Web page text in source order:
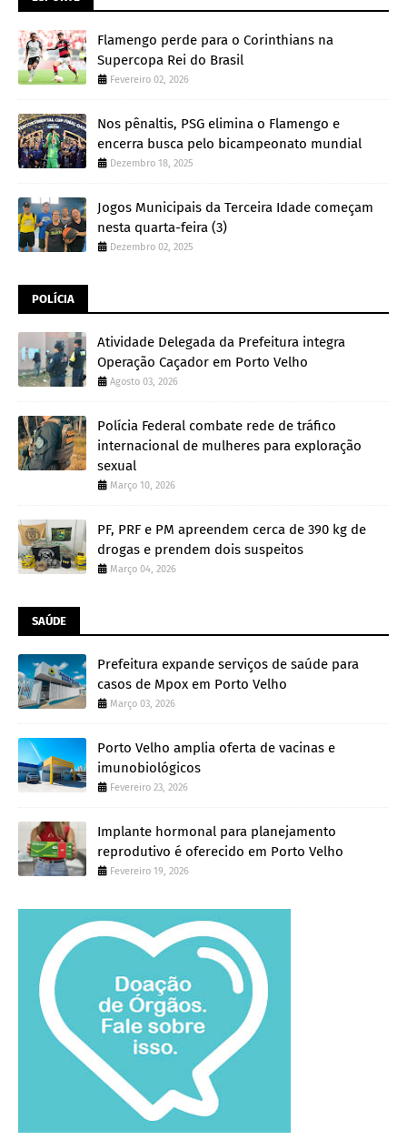
Flamengo perde para o Corinthians na
Supercopa Rei do Brasil
Fevereiro 02, 2026
Nos pênaltis, PSG elimina o Flamengo e
encerra busca pelo bicampeonato mundial
Dezembro 18, 2025
Jogos Municipais da Terceira Idade começam
nesta quarta-feira (3)
Dezembro 02, 2025
POLÍCIA
Atividade Delegada da Prefeitura integra
Operação Caçador em Porto Velho
Agosto 03, 2026
Polícia Federal combate rede de tráfico
internacional de mulheres para exploração
sexual
Março 10, 2026
PF, PRF e PM apreendem cerca de 390 kg de
drogas e prendem dois suspeitos
Março 04, 2026
SAÚDE
Prefeitura expande serviços de saúde para
casos de Mpox em Porto Velho
Março 03, 2026
Porto Velho amplia oferta de vacinas e
imunobiológicos
Fevereiro 23, 2026
Implante hormonal para planejamento
reprodutivo é oferecido em Porto Velho
Fevereiro 19, 2026